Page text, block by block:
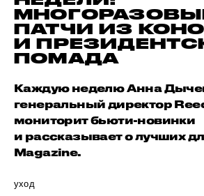
ПАТЧИ ИЗ
И
ПОМАДА
Каждую неделю Анна
генеральный директор
мониторит бьюти-новинки
и рассказывает о лучших
Magazine.
уход